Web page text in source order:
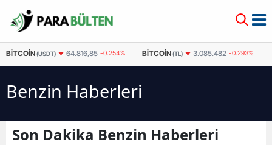
BITCOIN(USDT) 64.816,85 -0.254% BITCOIN(TL) 3.085.482 -0.293%
Benzin Haberleri
Son Dakika Benzin Haberleri